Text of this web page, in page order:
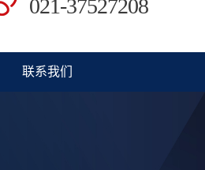
021-37527208
联系我们